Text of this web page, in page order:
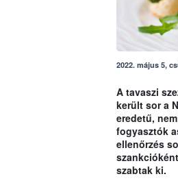
2022. május 5,
A tavaszi
került sor a
eredetű,
fogyasztók
ellenőrzés
szabtak ki.